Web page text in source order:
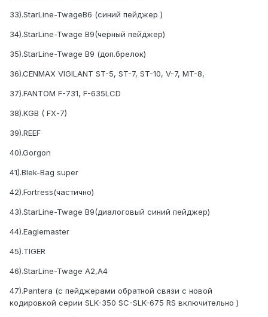
33).StarLine-TwageВ6 (синий пейджер )
34).StarLine-Twage В9(черный пейджер)
35).StarLine-Twage В9 (доп.брелок)
36).CENMAX VIGILANT ST-5, ST-7, ST-10, V-7, MT-8,
37).FANTOM F-731, F-635LCD
38).KGB ( FX-7)
39).REEF
40).Gorgon
41).Blek-Bag super
42).Fortress(частично)
43).StarLine-Twage В9(диалоговый синий пейджер)
44).Eaglemaster
45).TIGER
46).StarLine-Twage А2,A4
47).Pantera (с пейджерами обратной связи c новой
кодировкой серии SLK-350 SC-SLK-675 RS включительно )